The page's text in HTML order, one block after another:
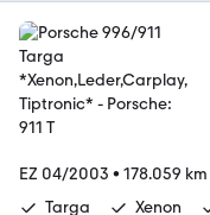
EZ 04/2003 • 178.059 km
Targa
Xenon